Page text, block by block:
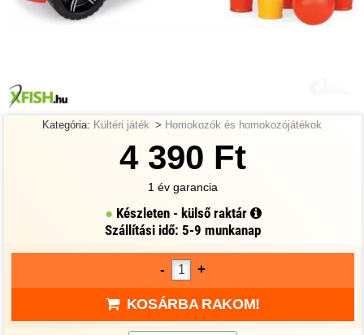
Kategória: Kültéri játék > Homokozók és homokozójátékok
4 390 Ft
1 év garancia
Készleten - külső raktár
Szállítási idő: 5-9 munkanap
- +
KOSÁRBA RAKOM!